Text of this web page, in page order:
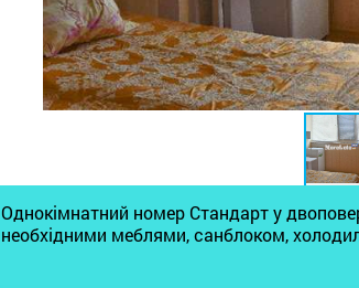
Однокімнатний номер Стандарт у
необхідними меблями, санблоком,